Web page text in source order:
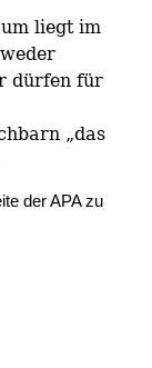
liegt im
dürfen für
„das
der APA zu